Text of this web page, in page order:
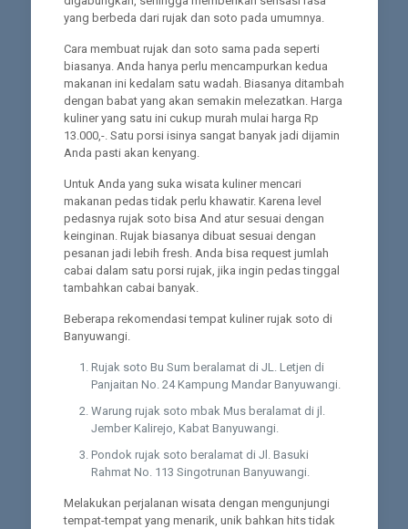
yang berbeda dari rujak dan soto pada umumnya.
Cara membuat rujak dan soto sama pada seperti
biasanya. Anda hanya perlu mencampurkan kedua
makanan ini kedalam satu wadah. Biasanya ditambah
dengan babat yang akan semakin melezatkan. Harga
kuliner yang satu ini cukup murah mulai harga Rp
13.000,-. Satu porsi isinya sangat banyak jadi dijamin
Anda pasti akan kenyang.
Untuk Anda yang suka wisata kuliner mencari
makanan pedas tidak perlu khawatir. Karena level
pedasnya rujak soto bisa And atur sesuai dengan
keinginan. Rujak biasanya dibuat sesuai dengan
pesanan jadi lebih fresh. Anda bisa request jumlah
cabai dalam satu porsi rujak, jika ingin pedas tinggal
tambahkan cabai banyak.
Beberapa rekomendasi tempat kuliner rujak soto di
Banyuwangi.
Rujak soto Bu Sum beralamat di JL. Letjen di
Panjaitan No. 24 Kampung Mandar Banyuwangi.
Warung rujak soto mbak Mus beralamat di jl.
Jember Kalirejo, Kabat Banyuwangi.
Pondok rujak soto beralamat di Jl. Basuki
Rahmat No. 113 Singotrunan Banyuwangi.
Melakukan perjalanan wisata dengan mengunjungi
tempat-tempat yang menarik, unik bahkan hits tidak